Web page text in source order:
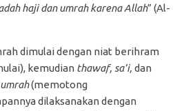
haji dan umrah karena Allah” (Al-
dimulai dengan niat berihram
kemudian thawaf, sa’i, dan
(memotong
dilaksanakan dengan